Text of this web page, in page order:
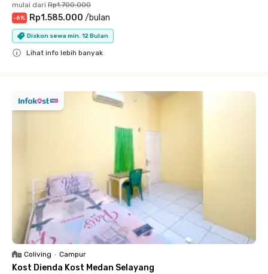
mulai dari Rp1.700.000
-6% Rp1.585.000 /bulan
Diskon sewa min. 12 Bulan
Lihat info lebih banyak
Coliving • Campur
Kost Dienda Kost Medan Selayang